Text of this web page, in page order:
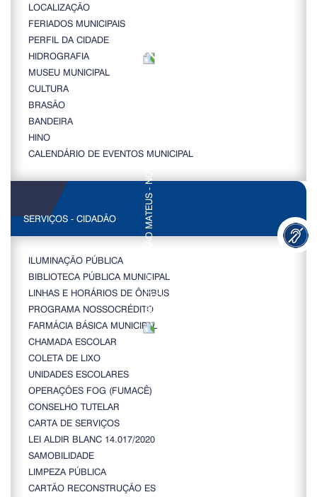
LOCALIZAÇÃO
FERIADOS MUNICIPAIS
PERFIL DA CIDADE
HIDROGRAFIA
MUSEU MUNICIPAL
CULTURA
BRASÃO
BANDEIRA
HINO
CALENDÁRIO DE EVENTOS MUNICIPAL
SERVIÇOS - CIDADÃO
ILUMINAÇÃO PÚBLICA
BIBLIOTECA PÚBLICA MUNICIPAL
LINHAS E HORÁRIOS DE ÔNIBUS
PROGRAMA NOSSOCRÉDITO
FARMÁCIA BÁSICA MUNICIPAL
CHAMADA ESCOLAR
COLETA DE LIXO
UNIDADES ESCOLARES
OPERAÇÕES FOG (FUMACÊ)
CONSELHO TUTELAR
CARTA DE SERVIÇOS
LEI ALDIR BLANC 14.017/2020
SAMOBILIDADE
LIMPEZA PÚBLICA
CARTÃO RECONSTRUÇÃO ES